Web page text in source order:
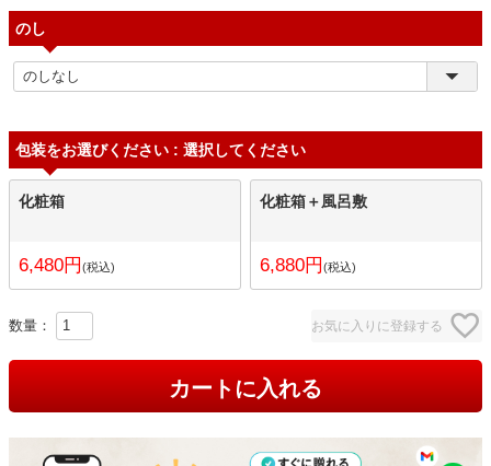
のし
包装をお選びください 選択してください
化粧箱
6,480 税込
化粧箱＋風呂敷
6,880 税込
お気に入りに登録する
カートに入れる